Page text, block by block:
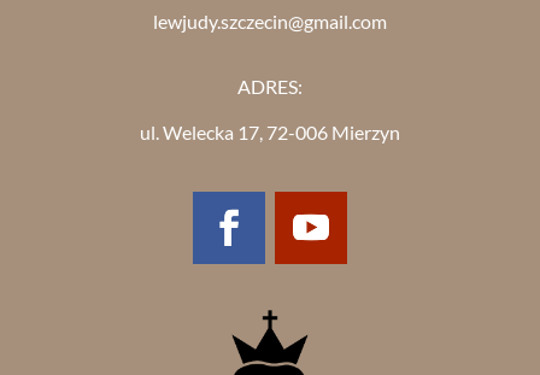
lewjudy.szczecin@gmail.com
ADRES:
ul. Welecka 17, 72-006 Mierzyn